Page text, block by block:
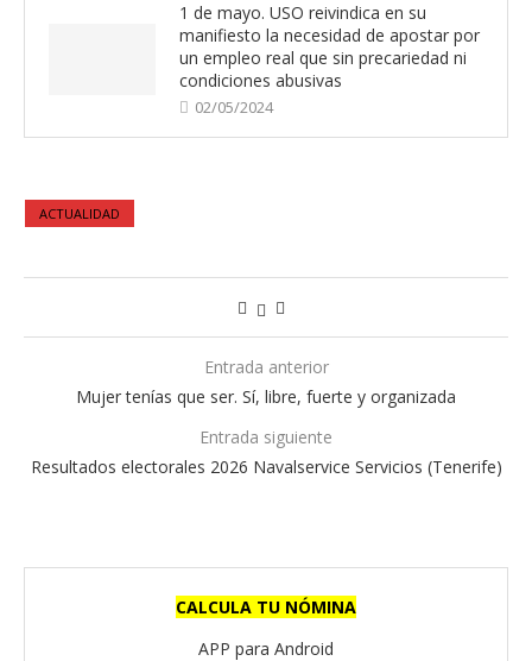
1 de mayo. USO reivindica en su
manifiesto la necesidad de apostar por
un empleo real que sin precariedad ni
condiciones abusivas
02/05/2024
ACTUALIDAD
Entrada anterior
Mujer tenías que ser. Sí, libre, fuerte y organizada
Entrada siguiente
Resultados electorales 2026 Navalservice Servicios (Tenerife)
CALCULA TU NÓMINA
APP para Android